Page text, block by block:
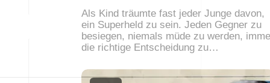
Als Kind träumte fast jeder Junge davon,
ein Superheld zu sein. Jeden Gegner zu
besiegen, niemals müde zu werden,
die richtige Entscheidung zu…